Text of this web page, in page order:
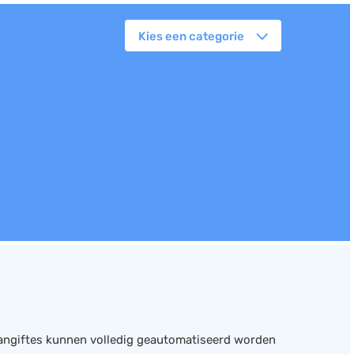
Kies een categorie
kunnen volledig geautomatiseerd worden